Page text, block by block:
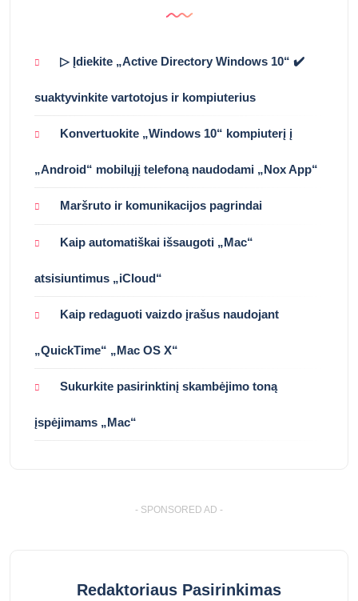
▷ Įdiekite „Active Directory Windows 10“ ✔️
suaktyvinkite vartotojus ir kompiuterius
Konvertuokite „Windows 10“ kompiuterį į
„Android“ mobilųjį telefoną naudodami „Nox App“
Maršruto ir komunikacijos pagrindai
Kaip automatiškai išsaugoti „Mac“
atsisiuntimus „iCloud“
Kaip redaguoti vaizdo įrašus naudojant
„QuickTime“ „Mac OS X“
Sukurkite pasirinktinį skambėjimo toną
įspėjimams „Mac“
- SPONSORED AD -
Redaktoriaus Pasirinkimas